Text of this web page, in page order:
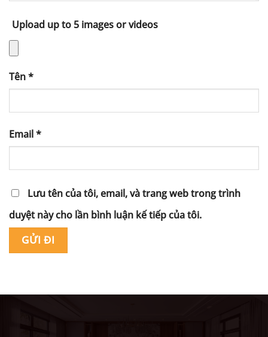
Upload up to 5 images or videos
Tên*
Email*
Lưu tên của tôi, email, và trang web trong trình
duyệt này cho lần bình luận kế tiếp của tôi.